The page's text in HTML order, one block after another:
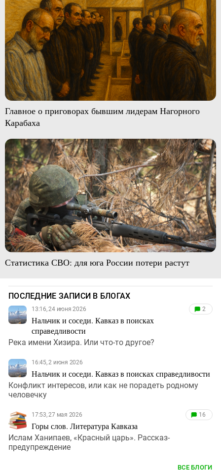
Главное о приговорах бывшим лидерам Нагорного
Карабаха
Статистика СВО: для юга России потери растут
ПОСЛЕДНИЕ ЗАПИСИ В БЛОГАХ
13:16, 24 июня 2026
Нальчик и соседи. Кавказ в поисках
справедливости
2
Река имени Хизира. Или что-то другое?
16:45, 2 июня 2026
Нальчик и соседи. Кавказ в поисках справедливости
Конфликт интересов, или как не порадеть родному
человечку
17:53, 27 мая 2026
Горы слов. Литература Кавказа
16
Ислам Ханипаев, «Красный царь». Рассказ-
предупреждение
ВСЕ БЛОГИ